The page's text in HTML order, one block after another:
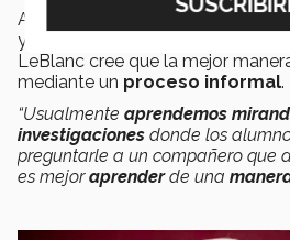
A pesar de que algunas
y
LeBlanc cree que la mejor
mediante un proceso informal.
“Usualmente aprendemos
investigaciones donde los
preguntarle a un compañero que
es mejoraprenderde una